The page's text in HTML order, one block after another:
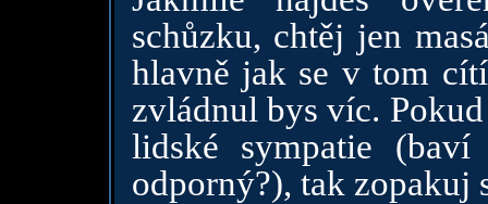
schůzku, chtěj jen
hlavně jak se v tom
zvládnul bys víc.
lidské sympatie
odporný?), tak zopakuj